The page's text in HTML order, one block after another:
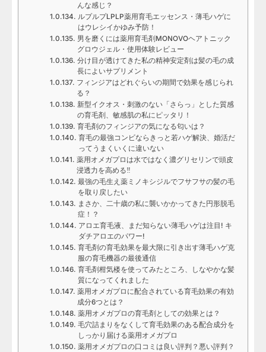
んな感じ？
ルプルプLPLP薬用育毛エッセンス・薄毛ハゲに
はウレシイかゆみ予防！
男を磨くには薬用育毛剤MONOVOヘアトニック
グロウジェル・使用体験レビュー
分け目が透けてきた私の精神安定剤は髪の毛の成
長によいサプリメント
フィンジアはどれぐらいの期間で効果を感じられ
る？
新型イクオス・刺激のない「さらっ」とした質感
の育毛剤、敏感肌の私にピッタリ！
育毛剤のフィンジアの気になる匂いは？
育毛の最強コンビならきっと若ハゲ解決、婚活だ
ってうまくいくに違いない
薬用オメガプロは水ではなく濃グリセリンで頭皮
浸透力を高める‼
最強の毛生え薬ミノキシジルでフサフサの髪の毛
を取り戻したい
まさか、二十歳の私に襲いかかってきた円形脱毛
症！？
アロエ育毛液、まだ知らない薄毛ハゲは注目! キ
ダチアロエのパワー!
育毛剤の育毛効果を最大限に引き出す薄毛ハゲ克
服の育毛機器の最後通信
育毛剤柑気楼を使ってみたところ、しなやかな髪
質になってくれました
薬用オメガプロに配合されている育毛効果の有効
成分6つとは？
薬用オメガプロの育毛剤としての効果とは？
毛穴詰まりをなくして育毛効果のある配合成分を
しっかり届ける薬用オメガプロ
薬用オメガプロの口コミは良い評判？悪い評判？